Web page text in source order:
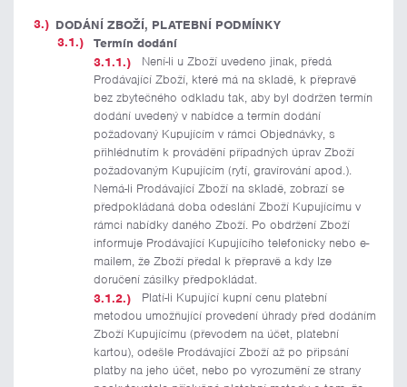
DODÁNÍ ZBOŽÍ, PLATEBNÍ PODMÍNKY
Termín dodání
Není-li u Zboží uvedeno jinak, předá
Prodávající Zboží, které má na skladě, k přepravě
bez zbytečného odkladu tak, aby byl dodržen termín
dodání uvedený v nabídce a termín dodání
požadovaný Kupujícím v rámci Objednávky, s
přihlédnutím k provádění případných úprav Zboží
požadovaným Kupujícím (rytí, gravírování apod.).
Nemá-li Prodávající Zboží na skladě, zobrazí se
předpokládaná doba odeslání Zboží Kupujícímu v
rámci nabídky daného Zboží. Po obdržení Zboží
informuje Prodávající Kupujícího telefonicky nebo e-
mailem, že Zboží předal k přepravě a kdy lze
doručení zásilky předpokládat.
Platí-li Kupující kupní cenu platební
metodou umožňující provedení úhrady před dodáním
Zboží Kupujícímu (převodem na účet, platební
kartou), odešle Prodávající Zboží až po připsání
platby na jeho účet, nebo po vyrozumění ze strany